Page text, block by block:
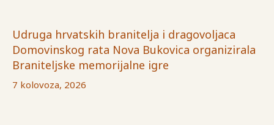
Udruga hrvatskih branitelja i dragovoljaca
Domovinskog rata Nova Bukovica organizirala
Braniteljske memorijalne igre
7 kolovoza, 2026